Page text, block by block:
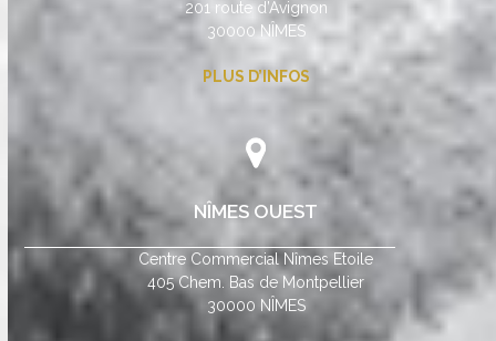
201 route d’Avignon
30000 NÎMES
PLUS D’INFOS
NÎMES OUEST
Centre Commercial Nîmes Etoile
405 Chem. Bas de Montpellier
30000 NÎMES